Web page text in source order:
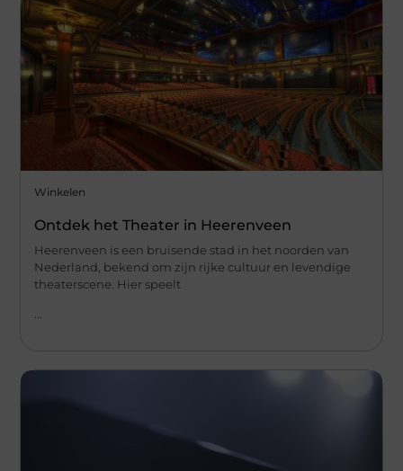
Winkelen
Ontdek het Theater in Heerenveen
Heerenveen is een bruisende stad in het noorden van
Nederland, bekend om zijn rijke cultuur en levendige
theaterscene. Hier speelt